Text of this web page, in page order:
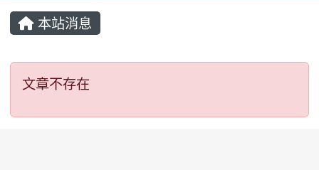
本站消息
文章不存在
文章不存在